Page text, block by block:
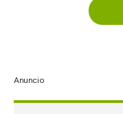
Anuncio